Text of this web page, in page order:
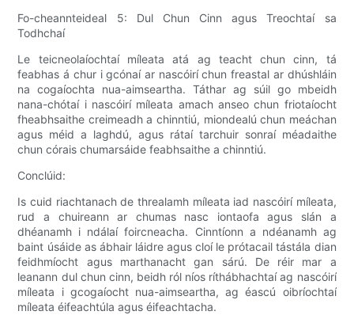
Fo-cheannteideal 5: Dul Chun Cinn agus Treochtaí sa
Todhchaí
Le teicneolaíochtaí míleata atá ag teacht chun cinn, tá
feabhas á chur i gcónaí ar nascóirí chun freastal ar dhúshláin
na cogaíochta nua-aimseartha. Táthar ag súil go mbeidh
nana-chótaí i nascóirí míleata amach anseo chun friotaíocht
fheabhsaithe creimeadh a chinntiú, miondealú chun meáchan
agus méid a laghdú, agus rátaí tarchuir sonraí méadaithe
chun córais chumarsáide feabhsaithe a chinntiú.
Conclúid:
Is cuid riachtanach de threalamh míleata iad nascóirí míleata,
rud a chuireann ar chumas nasc iontaofa agus slán a
dhéanamh i ndálaí foircneacha. Cinntíonn a ndéanamh ag
baint úsáide as ábhair láidre agus cloí le prótacail tástála dian
feidhmíocht agus marthanacht gan sárú. De réir mar a
leanann dul chun cinn, beidh ról níos ríthábhachtaí ag nascóirí
míleata i gcogaíocht nua-aimseartha, ag éascú oibríochtaí
míleata éifeachtúla agus éifeachtacha.